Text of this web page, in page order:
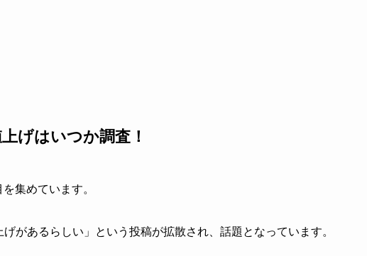
げはいつか調査！
集めています。
があるらしい」という投稿が拡散され、話題となっています。